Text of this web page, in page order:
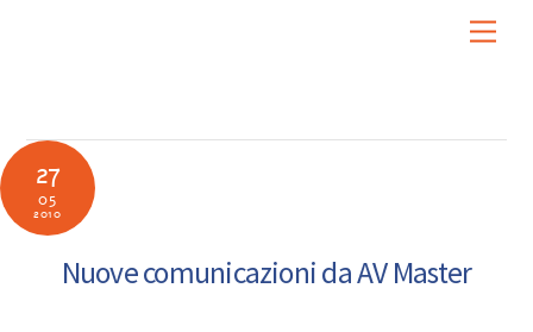
27
05
2010
Nuove comunicazioni da AV Master